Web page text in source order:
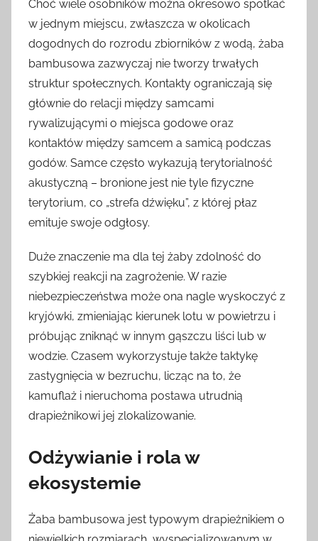
Choć wiele osobników można okresowo spotkać
w jednym miejscu, zwłaszcza w okolicach
dogodnych do rozrodu zbiorników z wodą, żaba
bambusowa zazwyczaj nie tworzy trwałych
struktur społecznych. Kontakty ograniczają się
głównie do relacji między samcami
rywalizującymi o miejsca godowe oraz
kontaktów między samcem a samicą podczas
godów. Samce często wykazują terytorialność
akustyczną – bronione jest nie tyle fizyczne
terytorium, co „strefa dźwięku”, z której płaz
emituje swoje odgłosy.
Duże znaczenie ma dla tej żaby zdolność do
szybkiej reakcji na zagrożenie. W razie
niebezpieczeństwa może ona nagle wyskoczyć z
kryjówki, zmieniając kierunek lotu w powietrzu i
próbując zniknąć w innym gąszczu liści lub w
wodzie. Czasem wykorzystuje także taktykę
zastygnięcia w bezruchu, licząc na to, że
kamuflaż i nieruchoma postawa utrudnią
drapieżnikowi jej zlokalizowanie.
Odżywianie i rola w
ekosystemie
Żaba bambusowa jest typowym drapieżnikiem o